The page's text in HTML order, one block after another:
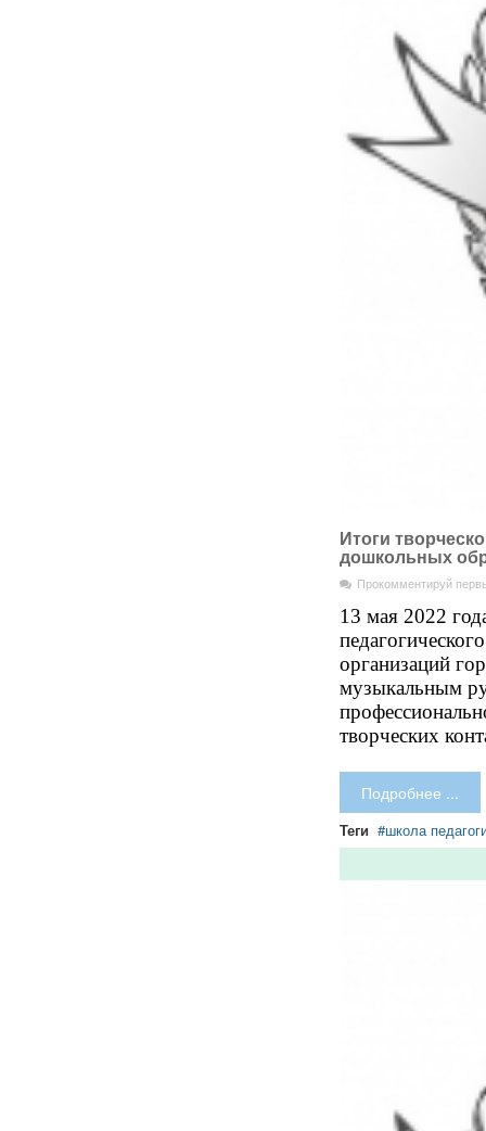
Итоги
дошкольных
Прокомментируй
13 мая 2022
организаций
музыкальным
творческих
Подробнее ...
Теги школа